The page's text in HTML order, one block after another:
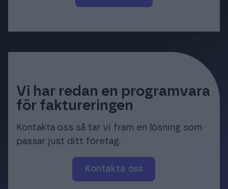
Vi har redan en programvara
för faktureringen
Kontakta oss så tar vi fram en lösning som
passar just ditt företag.
Kontakta oss